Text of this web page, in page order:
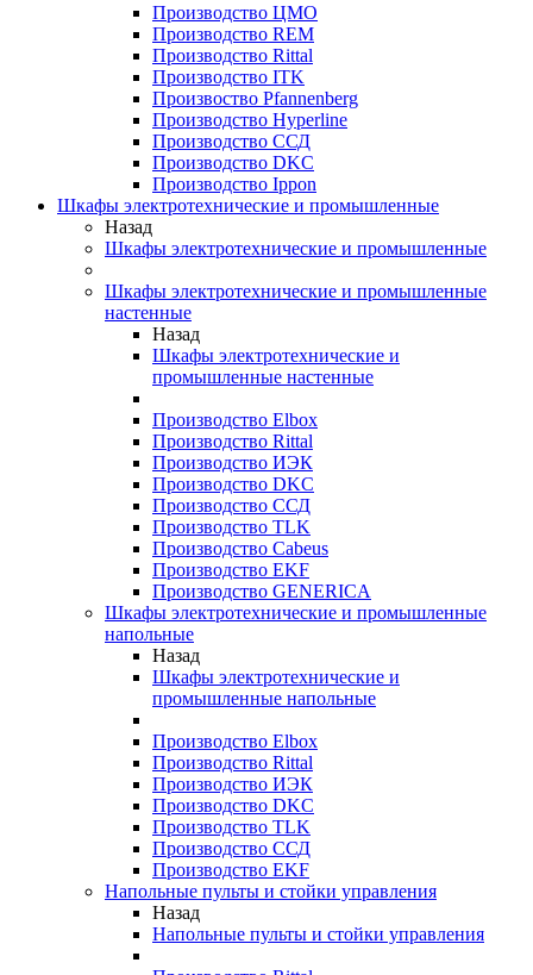
Производство ЦМО
Производство REM
Производство Rittal
Производство ITK
Произвоство Pfannenberg
Производство Hyperline
Производство ССД
Производство DKC
Производство Ippon
Шкафы электротехнические и промышленные
Назад
Шкафы электротехнические и промышленные
Шкафы электротехнические и промышленные
настенные
Назад
Шкафы электротехнические и
промышленные настенные
Производство Elbox
Производство Rittal
Производство ИЭК
Производство DKC
Производство ССД
Производство TLK
Производство Cabeus
Производство EKF
Производство GENERICA
Шкафы электротехнические и промышленные
напольные
Назад
Шкафы электротехнические и
промышленные напольные
Производство Elbox
Производство Rittal
Производство ИЭК
Производство DKC
Производство TLK
Производство ССД
Производство EKF
Напольные пульты и стойки управления
Назад
Напольные пульты и стойки управления